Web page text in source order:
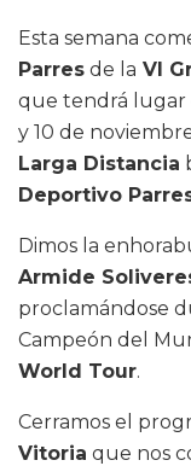
Esta semana
Parres de la VI
que tendrá lugar
y 10 de
Larga Distancia
Deportivo
Dimos la
Armide
proclamándose
Campeón del
World Tour.
Cerramos el
Vitoria que nos